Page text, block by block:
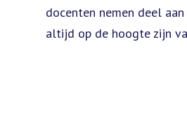
docenten nemen deel
altijd op de hoogte zijn